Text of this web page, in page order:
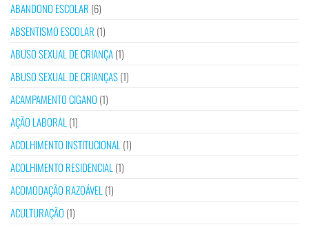
ABANDONO ESCOLAR (6)
ABSENTISMO ESCOLAR (1)
ABUSO SEXUAL DE CRIANÇA(1)
ABUSO SEXUAL DE CRIANÇAS(1)
ACAMPAMENTO CIGANO (1)
AÇÃO LABORAL (1)
ACOLHIMENTO INSTITUCIONAL (1)
ACOLHIMENTO RESIDENCIAL (1)
ACOMODAÇÃO RAZOÁVEL (1)
ACULTURAÇÃO (1)